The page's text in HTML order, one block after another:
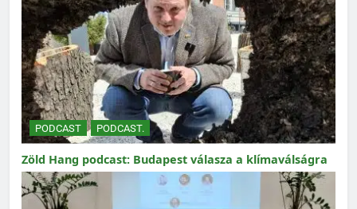
PODCAST PODCAST.
Zöld Hang podcast: Budapest válasza a klímaválságra